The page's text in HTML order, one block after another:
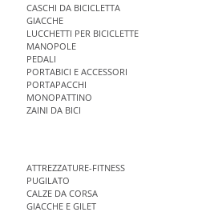
CASCHI DA BICICLETTA
GIACCHE
LUCCHETTI PER BICICLETTE
MANOPOLE
PEDALI
PORTABICI E ACCESSORI
PORTAPACCHI
MONOPATTINO
ZAINI DA BICI
ATTREZZATURE-FITNESS
PUGILATO
CALZE DA CORSA
GIACCHE E GILET